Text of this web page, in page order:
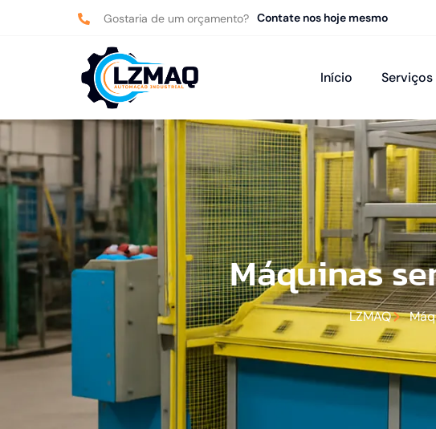
Gostaria de um orçamento? Contate nos hoje mesmo
Início Serviços
Máquinas
LZMAQ